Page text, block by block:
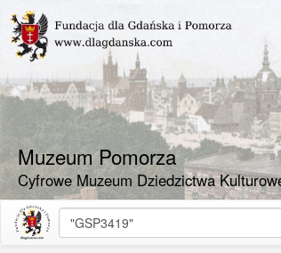
Muzeum Pomorza
Cyfrowe Muzeum Dziedzictwa